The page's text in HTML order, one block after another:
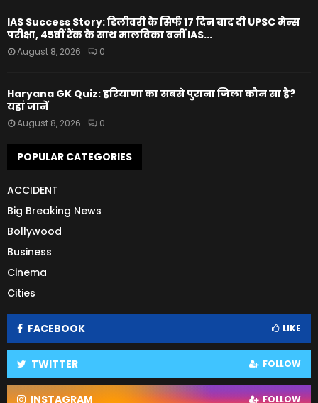
IAS Success Story: डिलीवरी के सिर्फ 17 दिन बाद दी UPSC मेन्स
परीक्षा, 45वीं रैंक के साथ मालविका बनीं IAS...
August 8, 2026 0
Haryana GK Quiz: हरियाणा का सबसे पुराना जिला कौन सा है?
यहां जानें
August 8, 2026 0
POPULAR CATEGORIES
ACCIDENT
Big Breaking News
Bollywood
Business
Cinema
Cities
FACEBOOK LIKE
TWITTER FOLLOW
INSTAGRAM FOLLOW